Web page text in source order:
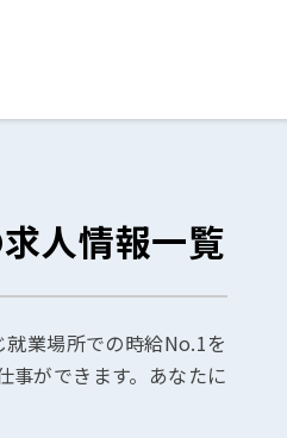
人情報一覧
業場所での時給No.1を
事ができます。あなたに